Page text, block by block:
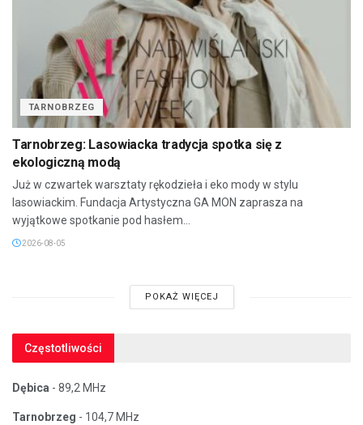
TARNOBRZEG
Tarnobrzeg: Lasowiacka tradycja spotka się z
ekologiczną modą
Już w czwartek warsztaty rękodzieła i eko mody w stylu
lasowiackim. Fundacja Artystyczna GA MON zaprasza na
wyjątkowe spotkanie pod hasłem...
2026-08-05
POKAŻ WIĘCEJ
Częstotliwości
Dębica - 89,2 MHz
Tarnobrzeg - 104,7 MHz